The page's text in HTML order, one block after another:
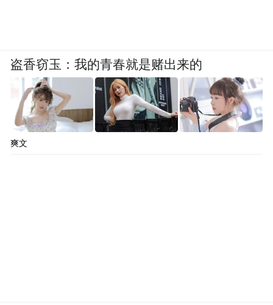
盗香窃玉：我的青春就是赌出来的
爽文